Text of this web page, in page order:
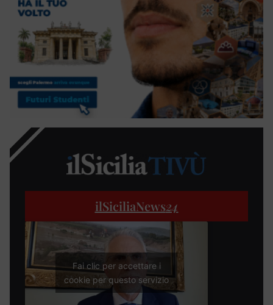
ilSiciliaNews24
Fai clic per accettare i
cookie per questo servizio